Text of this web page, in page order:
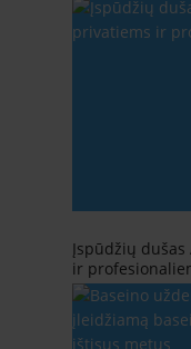
Įspūdžių
ir